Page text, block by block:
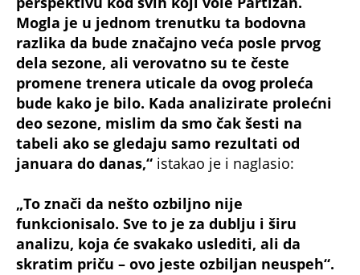
Mogla je u jednom trenutku ta bodovna
razlika da bude značajno veća posle prvog
dela sezone, ali verovatno su te česte
promene trenera uticale da ovog proleća
bude kako je bilo. Kada analizirate prolećni
deo sezone, mislim da smo čak šesti na
tabeli ako se gledaju samo rezultati od
januara do danas,“ istakao je i naglasio:
„To znači da nešto ozbiljno nije
funkcionisalo. Sve to je za dublju i širu
analizu, koja će svakako uslediti, ali da
skratim priču – ovo jeste ozbiljan neuspeh“.